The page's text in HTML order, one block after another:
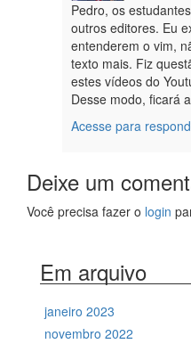
Pedro, os
outros editores. Eu
entenderem o vim,
texto mais. Fiz
estes vídeos do
Desse modo, ficará
Acesse para
Deixe um
Você precisa fazer o login
Em arquivo
janeiro 2023
novembro 2022